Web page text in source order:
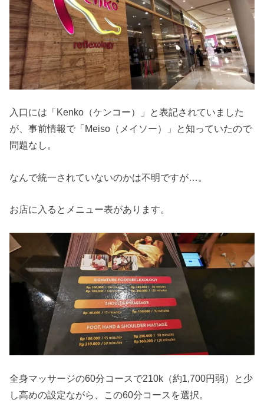
入口には「Kenko（ケンコー）」と表記されていました
が、事前情報で「Meiso（メイソー）」と知っていたので
問題なし。
なんで統一されていないのかは不明ですが…。
お店に入るとメニュー表があります。
全身マッサージの60分コースで210k（約1,700円弱）と少
し高めの設定ながら、この60分コースを選択。